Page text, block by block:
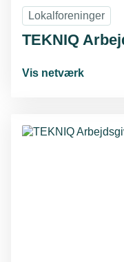
Lokalforeninger
TEKNIQ
Vis netværk